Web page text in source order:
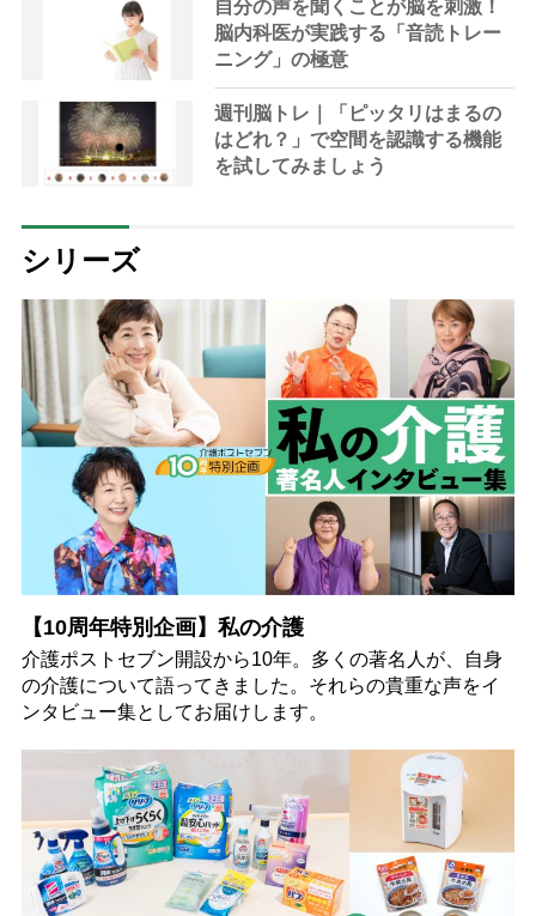
自分の声を聞くことが脳を刺激！
脳内科医が実践する「音読トレー
ニング」の極意
週刊脳トレ｜「ピッタリはまるの
はどれ？」で空間を認識する機能
を試してみましょう
シリーズ
【10周年特別企画】私の介護
介護ポストセブン開設から10年。多くの著名人が、自身
の介護について語ってきました。それらの貴重な声をイ
ンタビュー集としてお届けします。